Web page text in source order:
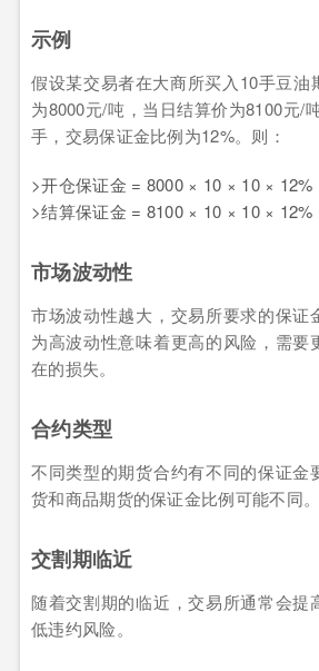
示例
假设某交易者在大商所买入10手豆油
为8000元/吨，当日结算价为8100元/
手，交易保证金比例为12%。则：
>开仓保证金 = 8000 × 10 × 10 × 12%
>结算保证金 = 8100 × 10 × 10 × 12%
市场波动性
市场波动性越大，交易所要求的保证
为高波动性意味着更高的风险，需要
在的损失。
合约类型
不同类型的期货合约有不同的保证金
货和商品期货的保证金比例可能不同。
交割期临近
随着交割期的临近，交易所通常会提
低违约风险。